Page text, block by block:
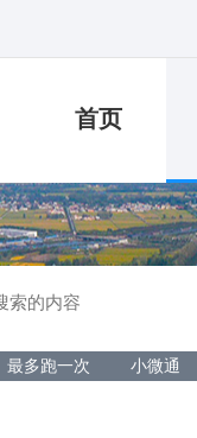
首页
最多跑一次 小微通